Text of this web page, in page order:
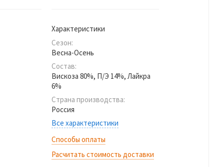
Характеристики
Сезон:
Весна-Осень
Состав:
Вискоза 80%, П/Э 14%, Лайкра
6%
Страна производства:
Россия
Все характеристики
Способы оплаты
Расчитать стоимость доставки